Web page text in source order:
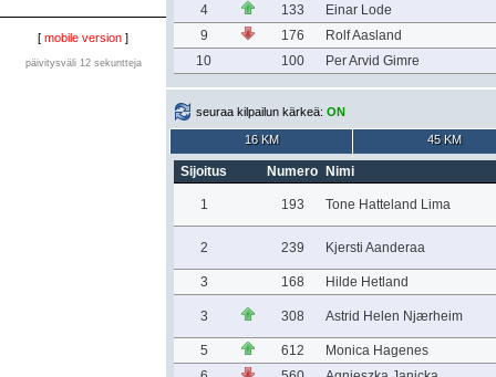
[ mobile version ]
päivitysväli 12 sekuntteja
4 133
Einar Lode
9
176
Rolf Aasland
10
100 Per Arvid Gimre
seuraa kilpailun kärkeä: ON
16 KM 45 KM
Sijoitus Numero Nimi
1 193 Tone Hatteland Lima
2 239 Kjersti Aanderaa
3 168 Hilde Hetland
3 308 Astrid Helen Njærheim
5 612
Monica Hagenes